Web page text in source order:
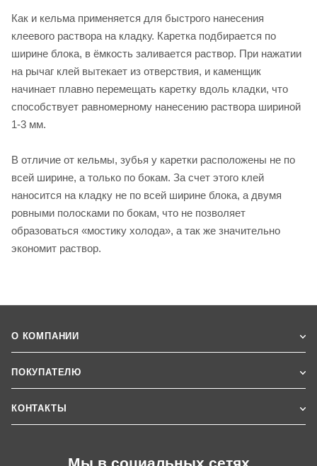
Как и кельма применяется для быстрого нанесения
клеевого раствора на кладку. Каретка подбирается по
ширине блока, в ёмкость заливается раствор. При нажатии
на рычаг клей вытекает из отверствия, и каменщик
начинает плавно перемещать каретку вдоль кладки, что
способствует равномерному нанесению раствора шириной
1-3 мм.
В отличие от кельмы, зубья у каретки расположены не по
всей ширине, а только по бокам. За счет этого клей
наносится на кладку не по всей ширине блока, а двумя
ровными полосками по бокам, что не позволяет
образоваться «мостику холода», а так же значительно
экономит раствор.
О КОМПАНИИ
ПОКУПАТЕЛЮ
КОНТАКТЫ